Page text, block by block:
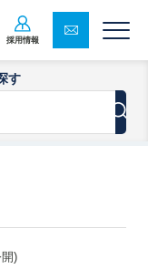
採用情報
す
)